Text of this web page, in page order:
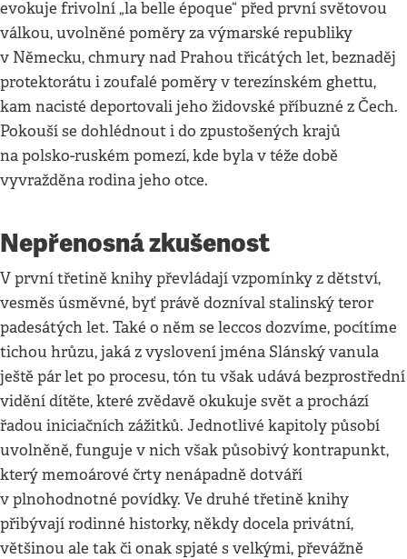
evokuje frivolní „la belle époque“ před první světovou
válkou, uvolněné poměry za výmarské republiky
v Německu, chmury nad Prahou třicátých let, beznaděj
protektorátu i zoufalé poměry v terezínském ghettu,
kam nacisté deportovali jeho židovské příbuzné z Čech.
Pokouší se dohlédnout i do zpustošených krajů
na polsko-ruském pomezí, kde byla v téže době
vyvražděna rodina jeho otce.
Nepřenosná zkušenost
V první třetině knihy převládají vzpomínky z dětství,
vesměs úsměvné, byť právě dozníval stalinský teror
padesátých let. Také o něm se leccos dozvíme, pocítíme
tichou hrůzu, jaká z vyslovení jména Slánský vanula
ještě pár let po procesu, tón tu však udává bezprostřední
vidění dítěte, které zvědavě okukuje svět a prochází
řadou iniciačních zážitků. Jednotlivé kapitoly působí
uvolněně, funguje v nich však působivý kontrapunkt,
který memoárové črty nenápadně dotváří
v plnohodnotné povídky. Ve druhé třetině knihy
přibývají rodinné historky, někdy docela privátní,
většinou ale tak či onak spjaté s velkými, převážně